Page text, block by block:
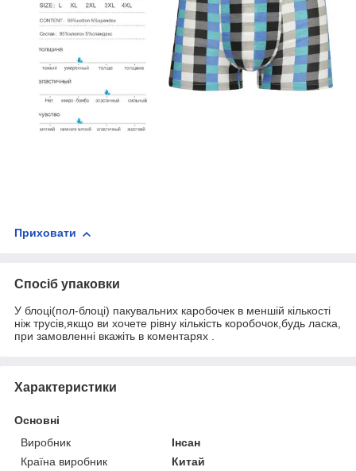
Приховати
Спосіб упаковки
У блоці(пол-блоці) пакувальних каробочек в меншій кількості
ніж трусів,якщо ви хочете рівну кількість коробочок,будь ласка,
при замовленні вкажіть в коментарях .
Характеристики
Основні
Виробник
Інсан
Країна виробник
Китай